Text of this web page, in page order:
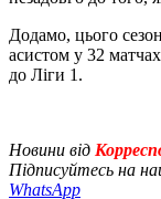
Додамо, цього
асистом у 32
до Ліги 1.
Новини від
Підписуйтесь на
WhatsApp